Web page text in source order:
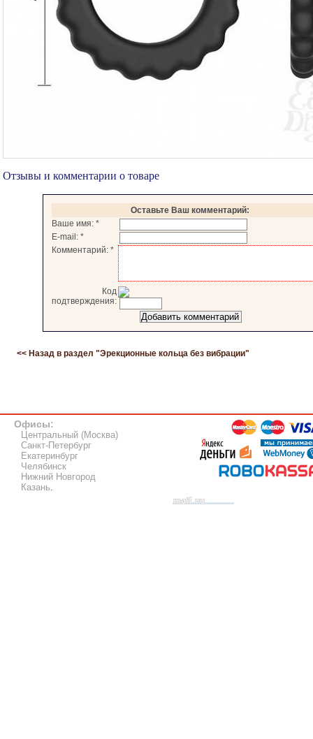
Отзывы и комментарии о товаре
Оставьте Ваш комментарий:
Ваше имя: *
E-mail: *
Комментарий: *
Код
подтверждения:
<< Назад в раздел "Эрекционные кольца без вибрации"
Офисы:
Центральный (Москва)
Санкт-Петербург
Екатеринбург
Челябинск
Нижний Новгород
Казань.